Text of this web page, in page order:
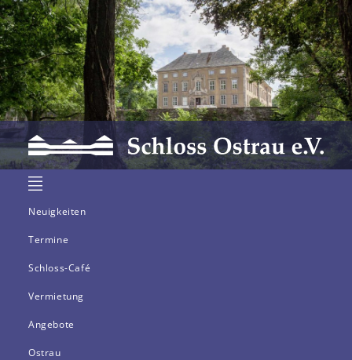
Neuigkeiten
Termine
Schloss-Café
Vermietung
Angebote
Ostrau